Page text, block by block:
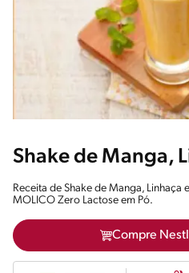
Shake de Manga,
Receita de Shake de Manga,
MOLICO Zero Lactose em Pó.
Compre